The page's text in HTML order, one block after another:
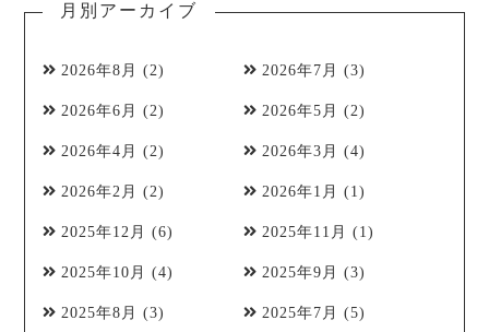
月別アーカイブ
2026年8月 (2) 2026年7月 (3)
2026年6月 (2) 2026年5月 (2)
2026年4月 (2) 2026年3月 (4)
2026年2月 (2) 2026年1月 (1)
2025年12月 (6) 2025年11月 (1)
2025年10月 (4) 2025年9月 (3)
2025年8月 (3) 2025年7月 (5)